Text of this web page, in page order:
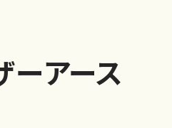
アース